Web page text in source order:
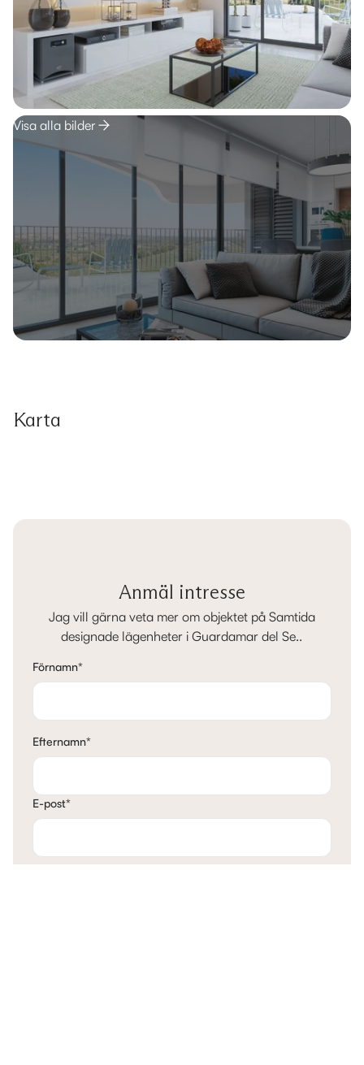
Visa alla bilder
Karta
Anmäl intresse
Jag vill gärna veta mer om objektet på Samtida
designade lägenheter i Guardamar del Se..
Förnamn*
Efternamn*
E-post*